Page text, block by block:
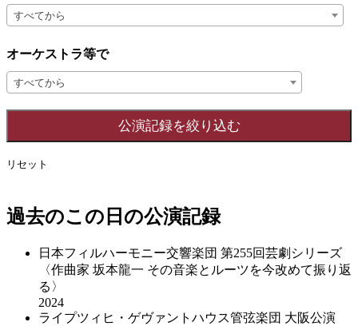
すべてから
オーケストラ等で
すべてから
リセット
過去のこの日の公演記録
日本フィルハーモニー交響楽団 第255回芸劇シリーズ
〈作曲家 坂本龍一 その音楽とルーツを今改めて振り返
る〉
2024
ライプツィヒ・ゲヴァントハウス管弦楽団 大阪公演